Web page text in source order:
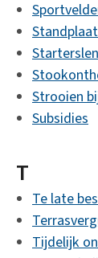
Strooien
Subsidies
T
Te late
Tijdelijk